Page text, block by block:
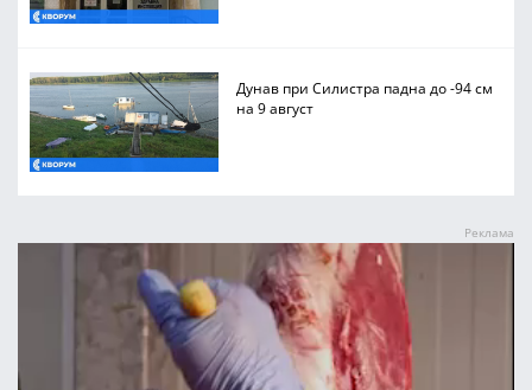
Дунав при Силистра падна до -94 см
на 9 август